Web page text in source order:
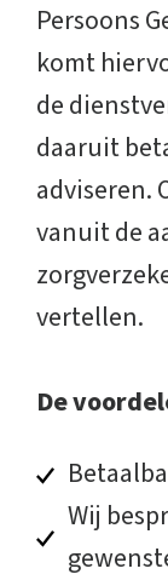
Persoons
komt
de
daaruit
adviseren.
vanuit de
vertellen.
De
Wij